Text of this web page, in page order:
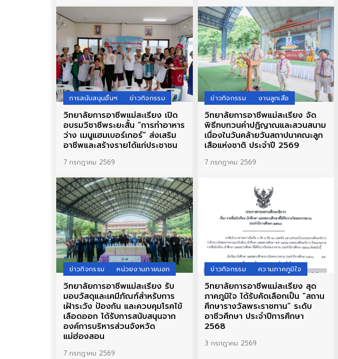
การสนับสนุนอื่นๆ ข่าวกิจกรรม
วิทยาลัยการอาชีพแม่สะเรียง เปิด
อบรมวิชาชีพระยะสั้น “การทำอาหาร
ว่าง เมนูแฮมเบอร์เกอร์” ส่งเสริม
อาชีพและสร้างรายได้แก่ประชาชน
7 กรกฎาคม 2569
ข่าวกิจกรรม งานลูกเสือ
วิทยาลัยการอาชีพแม่สะเรียง จัด
พิธีทบทวนคำปฏิญาณและสวนสนาม
เนื่องในวันคล้ายวันสถาปนาคณะลูก
เสือแห่งชาติ ประจำปี 2569
7 กรกฎาคม 2569
ข่าวกิจกรรม หน่วยงานภายนอก
วิทยาลัยการอาชีพแม่สะเรียง รับ
มอบวัสดุและเคมีภัณฑ์สำหรับการ
เฝ้าระวัง ป้องกัน และควบคุมโรคไข้
เลือดออก ได้รับการสนับสนุนจาก
องค์การบริหารส่วนจังหวัด
แม่ฮ่องสอน
7 กรกฎาคม 2569
ข่าวกิจกรรม ความภาคภูมิใจ
วิทยาลัยการอาชีพแม่สะเรียง สุด
ภาคภูมิใจ ได้รับคัดเลือกเป็น “สถาน
ศึกษารางวัลพระราชทาน” ระดับ
อาชีวศึกษา ประจำปีการศึกษา
2568
3 กรกฎาคม 2569